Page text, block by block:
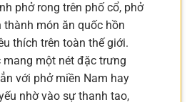
phở rong trên phố cổ, phở
món ăn quốc hồn
thích trên toàn thế giới.
mang một nét đặc trưng
với phở miền Nam hay
nhờ vào sự thanh tao,